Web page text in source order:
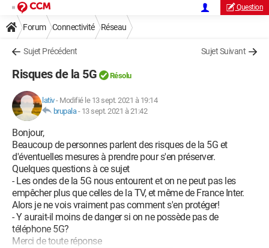
Question
Forum Connectivité Réseau
Sujet Précédent Sujet Suivant
Risques de la 5G Résolu
lativ- Modifié le 13 sept. 2021 à 19:14
brupala- 13 sept. 2021 à 21:42
Bonjour,
Beaucoup de personnes parlent des risques de la 5G et
d'éventuelles mesures à prendre pour s'en préserver.
Quelques questions à ce sujet
- Les ondes de la 5G nous entourent et on ne peut pas les
empêcher plus que celles de la TV, et même de France Inter.
Alors je ne vois vraiment pas comment s'en protéger!
- Y aurait-il moins de danger si on ne possède pas de
téléphone 5G?
Merci de toute réponse